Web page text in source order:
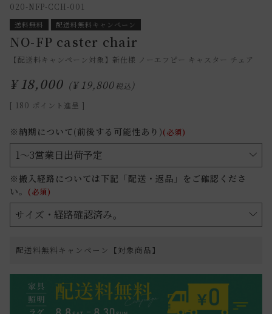
020-NFP-CCH-001
送料無料 配送料無料キャンペーン
NO-FP caster chair
【配送料キャンペーン対象】新仕様 ノーエフピー キャスター チェア
¥ 18,000 ¥ 19,800税込
[ 180 ポイント進呈 ]
※納期について(前後する可能性あり)(必須)
※搬入経路については下記「配送・返品」をご確認くださ
い。
(必須)
配送料無料キャンペーン【対象商品】